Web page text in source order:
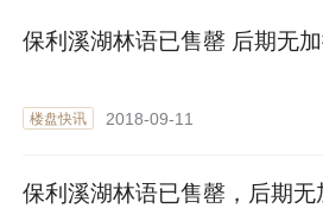
保利溪湖林语已售罄 后期无
楼盘快讯 2018-09-11
保利溪湖林语已售罄，后期无